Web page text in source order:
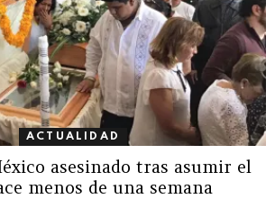
ACTUALIDAD
asesinado tras asumir el
menos de una semana